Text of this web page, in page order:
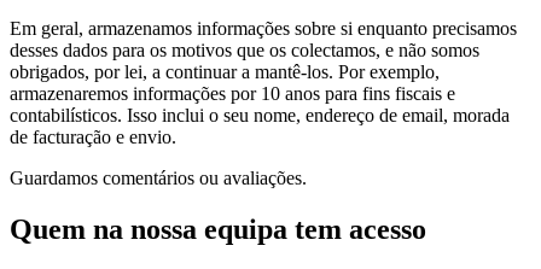
Em geral, armazenamos informações sobre si enquanto precisamos
desses dados para os motivos que os colectamos, e não somos
obrigados, por lei, a continuar a mantê-los. Por exemplo,
armazenaremos informações por 10 anos para fins fiscais e
contabilísticos. Isso inclui o seu nome, endereço de email, morada
de facturação e envio.
Guardamos comentários ou avaliações.
Quem na nossa equipa tem acesso